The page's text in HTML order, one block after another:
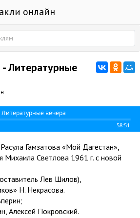
онлайн
Литературные
вечера
58:51
Гамзатова «Мой Дагестан»,
Михаила Светлова 1961 г. с новой
Лев Шилов),
Н. Некрасова.
Алексей Покровский.